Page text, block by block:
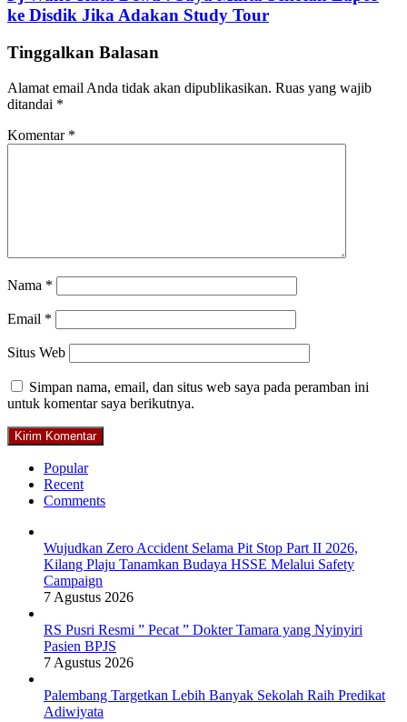
ke Disdik Jika Adakan Study Tour
Tinggalkan Balasan
Alamat email Anda tidak akan dipublikasikan. Ruas yang wajib
ditandai *
Komentar *
Nama *
Email *
Situs Web
Simpan nama, email, dan situs web saya pada peramban ini
untuk komentar saya berikutnya.
Popular
Recent
Comments
Wujudkan Zero Accident Selama Pit Stop Part II 2026,
Kilang Plaju Tanamkan Budaya HSSE Melalui Safety
Campaign
7 Agustus 2026
RS Pusri Resmi ” Pecat ” Dokter Tamara yang Nyinyiri
Pasien BPJS
7 Agustus 2026
Palembang Targetkan Lebih Banyak Sekolah Raih Predikat
Adiwiyata